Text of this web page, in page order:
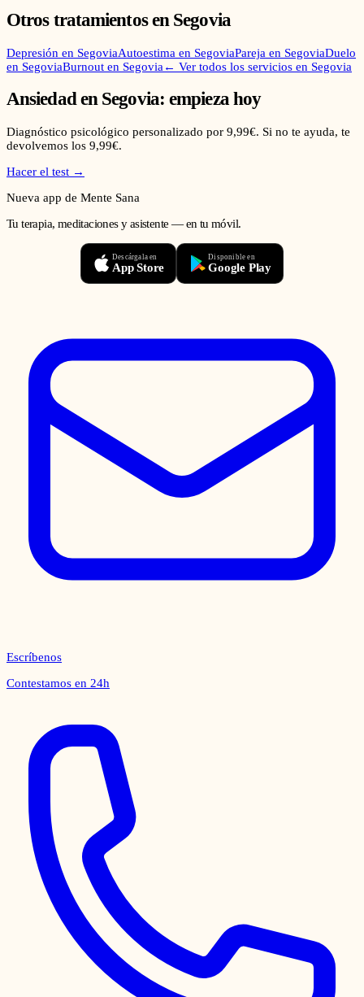
Otros tratamientos en Segovia
Depresión en SegoviaAutoestima en SegoviaPareja en SegoviaDuelo
en SegoviaBurnout en Segovia ← Ver todos los servicios en Segovia
Ansiedaden Segovia: empieza hoy
Diagnóstico psicológico personalizado por 9,99€. Si no te ayuda, te
devolvemos los 9,99€.
Hacer el test →
Nueva app de Mente Sana
Tu terapia, meditaciones y asistente — en tu móvil.
Descárgala en
App Store
Disponible en
Google Play
Escríbenos
Contestamos en 24h